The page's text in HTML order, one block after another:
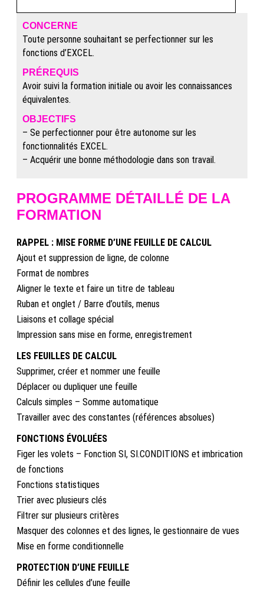
CONCERNE
Toute personne souhaitant se perfectionner sur les
fonctions d’EXCEL.
PRÉREQUIS
Avoir suivi la formation initiale ou avoir les connaissances
équivalentes.
OBJECTIFS
– Se perfectionner pour être autonome sur les
fonctionnalités EXCEL.
– Acquérir une bonne méthodologie dans son travail.
PROGRAMME DÉTAILLÉ DE LA
FORMATION
RAPPEL : MISE FORME D’UNE FEUILLE DE CALCUL
Ajout et suppression de ligne, de colonne
Format de nombres
Aligner le texte et faire un titre de tableau
Ruban et onglet / Barre d’outils, menus
Liaisons et collage spécial
Impression sans mise en forme, enregistrement
LES FEUILLES DE CALCUL
Supprimer, créer et nommer une feuille
Déplacer ou dupliquer une feuille
Calculs simples – Somme automatique
Travailler avec des constantes (références absolues)
FONCTIONS ÉVOLUÉES
Figer les volets – Fonction SI, SI.CONDITIONS et imbrication
de fonctions
Fonctions statistiques
Trier avec plusieurs clés
Filtrer sur plusieurs critères
Masquer des colonnes et des lignes, le gestionnaire de vues
Mise en forme conditionnelle
PROTECTION D’UNE FEUILLE
Définir les cellules d’une feuille